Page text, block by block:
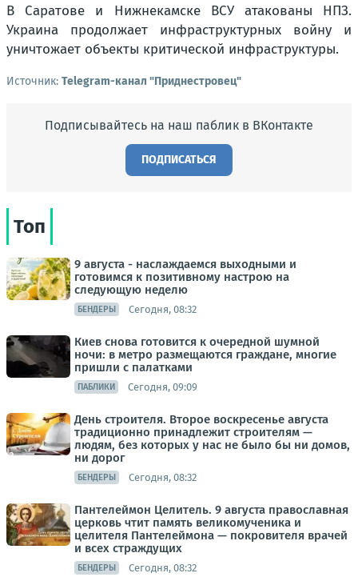
В Саратове и Нижнекамске ВСУ атакованы НПЗ.
Украина продолжает инфраструктурных войну и
уничтожает объекты критической инфраструктуры.
Источник: Telegram-канал "Приднестровец"
Подписывайтесь на наш паблик в ВКонтакте
ПОДПИСАТЬСЯ
Топ
9 августа - наслаждаемся выходными и
готовимся к позитивному настрою на
следующую неделю
БЕНДЕРЫ Сегодня, 08:32
Киев снова готовится к очередной шумной
ночи: в метро размещаются граждане, многие
пришли с палатками
ПАБЛИКИ Сегодня, 09:09
День строителя. Второе воскресенье августа
традиционно принадлежит строителям —
людям, без которых у нас не было бы ни домов,
ни дорог
БЕНДЕРЫ Сегодня, 08:32
Пантелеймон Целитель. 9 августа православная
церковь чтит память великомученика и
целителя Пантелеймона — покровителя врачей
и всех страждущих
БЕНДЕРЫ Сегодня, 08:32